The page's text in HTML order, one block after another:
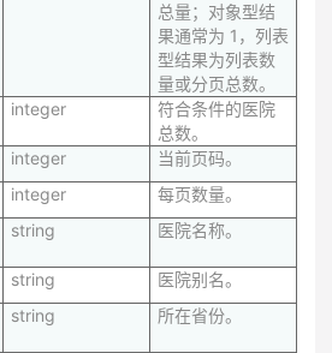
总量；对象型结
果通常为 1，列表
型结果为列表数
量或分页总数。
integer
符合条件的医院
总数。
integer
当前页码。
integer
每页数量。
string 医院名称。
string
医院别名。
string 所在省份。